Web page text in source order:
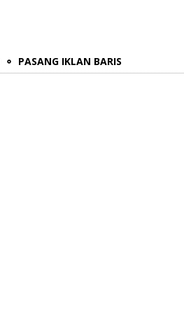
PASANG IKLAN BARIS